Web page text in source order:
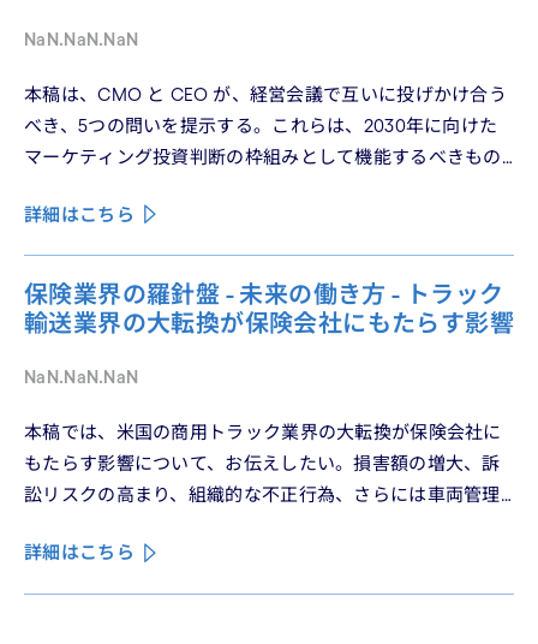
「顧客との関係構築」が、世界で勝てる時代が、いま始
NaN.NaN.NaN
本稿は、CMO と CEO が、経営会議で互いに投げかけ合う
べき、5つの問いを提示する。これらは、2030年に向けた
マーケティング投資判断の枠組みとして機能するべきもの
詳細はこちら
保険業界の羅針盤 - 未来の働き方 - トラック
輸送業界の大転換が保険会社にもたらす影響
NaN.NaN.NaN
本稿では、米国の商用トラック業界の大転換が保険会社に
もたらす影響について、お伝えしたい。損害額の増大、訴
訟リスクの高まり、組織的な不正行為、さらには車両管理
ある。
詳細はこちら